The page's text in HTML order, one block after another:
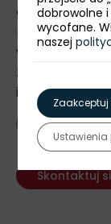
gospodarkę,
rozwój
wodorową,
zwiększenie
inwestorów z
powrót
Skontaktuj
dobrowolne
wycofane.
naszej
Zaakceptuj
Ustawienia